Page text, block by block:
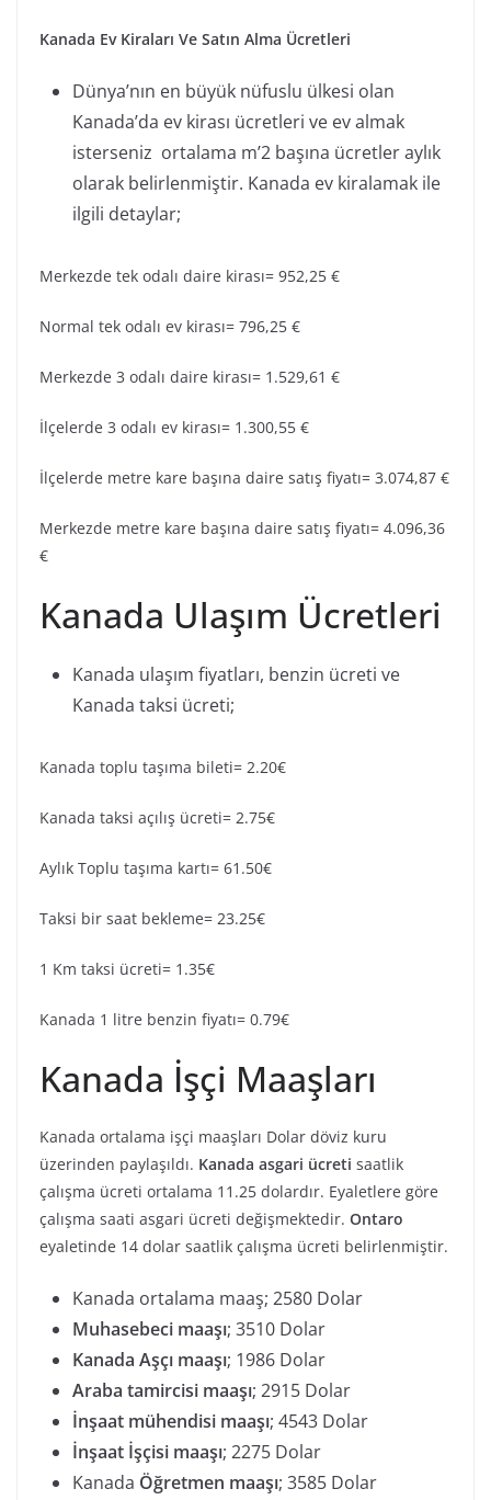
Kanada Ev Kiraları Ve Satın Alma Ücretleri
Dünya’nın en büyük nüfuslu ülkesi olan
Kanada’da ev kirası ücretleri ve ev almak
isterseniz ortalama m’2 başına ücretler aylık
olarak belirlenmiştir. Kanada ev kiralamak ile
ilgili detaylar;
Merkezde tek odalı daire kirası= 952,25 €
Normal tek odalı ev kirası= 796,25 €
Merkezde 3 odalı daire kirası= 1.529,61 €
İlçelerde 3 odalı ev kirası= 1.300,55 €
İlçelerde metre kare başına daire satış fiyatı= 3.074,87 €
Merkezde metre kare başına daire satış fiyatı= 4.096,36
€
Kanada Ulaşım Ücretleri
Kanada ulaşım fiyatları, benzin ücreti ve
Kanada taksi ücreti;
Kanada toplu taşıma bileti= 2.20€
Kanada taksi açılış ücreti= 2.75€
Aylık Toplu taşıma kartı= 61.50€
Taksi bir saat bekleme= 23.25€
1 Km taksi ücreti= 1.35€
Kanada 1 litre benzin fiyatı= 0.79€
Kanada İşçi Maaşları
Kanada ortalama işçi maaşları Dolar döviz kuru
üzerinden paylaşıldı. Kanada asgari ücreti saatlik
çalışma ücreti ortalama 11.25 dolardır. Eyaletlere göre
çalışma saati asgari ücreti değişmektedir. Ontaro
eyaletinde 14 dolar saatlik çalışma ücreti belirlenmiştir.
Kanada ortalama maaş; 2580 Dolar
Muhasebeci maaşı; 3510 Dolar
Kanada Aşçı maaşı; 1986 Dolar
Araba tamircisi maaşı; 2915 Dolar
İnşaat mühendisi maaşı; 4543 Dolar
İnşaat İşçisi maaşı; 2275 Dolar
Kanada Öğretmen maaşı; 3585 Dolar